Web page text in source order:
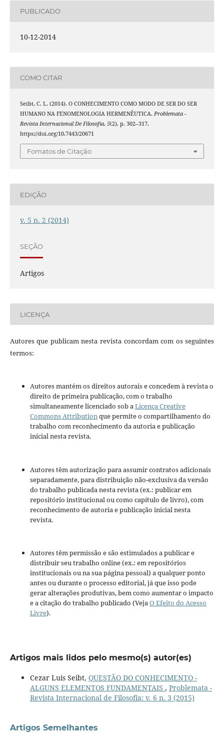
PUBLICADO
10-12-2014
COMO CITAR
Seibt, C. L. (2014). O CONHECIMENTO COMO MODO DE SER DO SER
HUMANO NA FENOMENOLOGIA HERMENÊUTICA. Problemata -
Revista Internacional De Filosofia, 5(2), p. 302–317.
https://doi.org/10.7443/20671
Fomatos de Citação
EDIÇÃO
v. 5 n. 2 (2014)
SEÇÃO
Artigos
LICENÇA
Autores que publicam nesta revista concordam com os seguintes
termos:
Autores mantém os direitos autorais e concedem à revista o
direito de primeira publicação, com o trabalho
simultaneamente licenciado sob aLicença Creative
Commons Attributionque permite o compartilhamento do
trabalho com reconhecimento da autoria e publicação
inicial nesta revista.
Autores têm autorização para assumir contratos adicionais
separadamente, para distribuição não-exclusiva da versão
do trabalho publicada nesta revista (ex.: publicar em
repositório institucional ou como capítulo de livro), com
reconhecimento de autoria e publicação inicial nesta
revista.
Autores têm permissão e são estimulados a publicar e
distribuir seu trabalho online (ex.: em repositórios
institucionais ou na sua página pessoal) a qualquer ponto
antes ou durante o processo editorial, já que isso pode
gerar alterações produtivas, bem como aumentar o impacto
e a citação do trabalho publicado (Veja O Efeito do Acesso
Livre).
Artigos mais lidos pelo mesmo(s) autor(es)
Cezar Luis Seibt, QUESTÃO DO CONHECIMENTO -
ALGUNS ELEMENTOS FUNDAMENTAIS , Problemata -
Revista Internacional de Filosofia: v. 6 n. 3 (2015)
Artigos Semelhantes